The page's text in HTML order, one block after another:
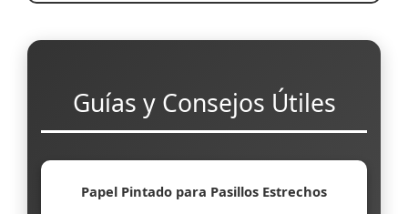
Guías y Consejos Útiles
Papel Pintado para Pasillos Estrechos